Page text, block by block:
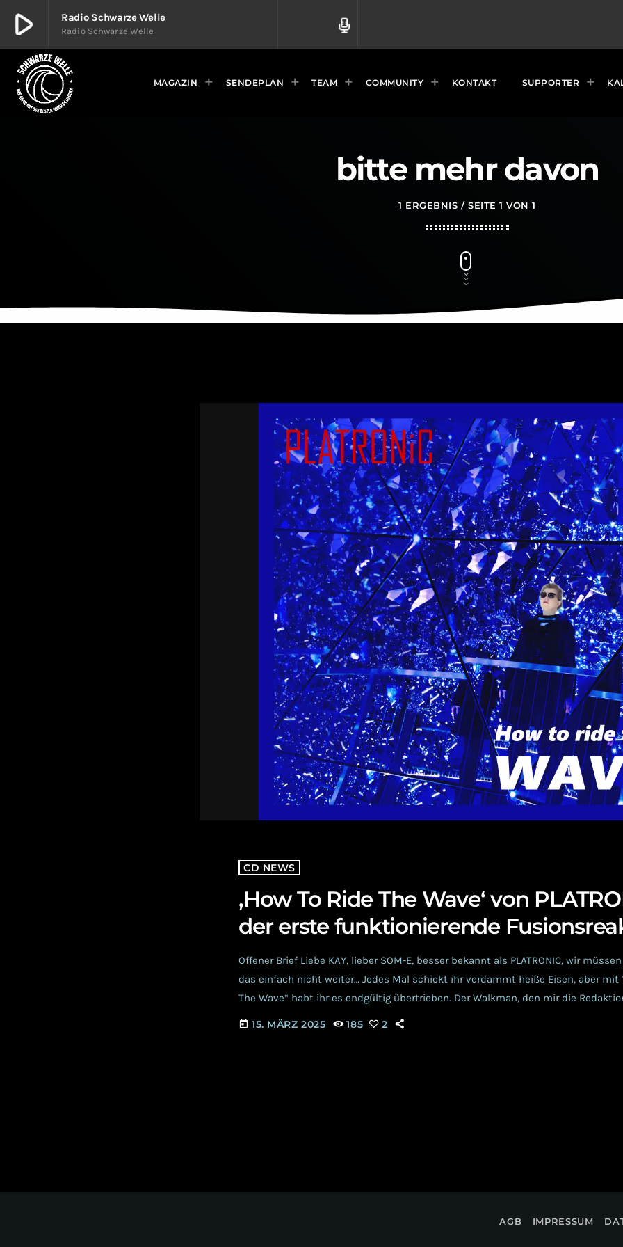
play_arrow Radio Schwarze Welle
Radio Schwarze Welle radio
play_arrow Radio Schwarze Welle
Radio Schwarze Welle MAGAZIN SENDEPLAN TEAM COMMUNITY KONTAKT SUPPORTER
bitte mehr davon
1 ERGEBNIS / SEITE 1 VON 1
CD NEWS
‚How To Ride The Wave‘ von
der erste funktionierende
Offener Brief Liebe KAY, lieber SOM-E, besser bekannt als PLATRONIC, wir
das einfach nicht weiter… Jedes Mal schickt ihr verdammt heiße Eisen, aber mit
The Wave“ habt ihr es endgültig übertrieben. Der Walkman, den mir die
leihweise überlassen hat, war noch ein Original! Mundgeklöppelt vom
today 15. MÄRZ 2025 185 2
AGB IMPRESSUM